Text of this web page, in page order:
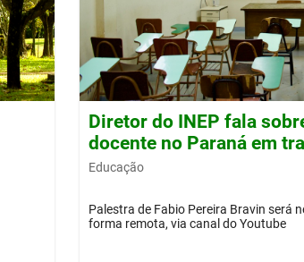
Diretor do INEP fala
docente no Paraná em
Educação
Palestra de Fabio Pereira Bravin será
forma remota, via canal do Youtube